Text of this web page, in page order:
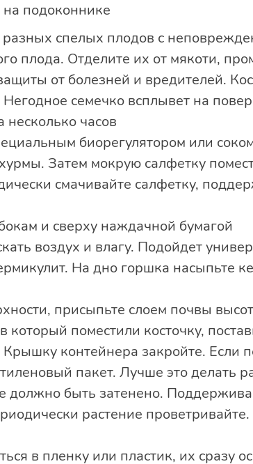
подоконнике
разных спелых плодов с
плода. Отделите их от мякоти,
от болезней и вредителей.
семечко всплывет на
несколько часов
биорегулятором или
Затем мокрую салфетку
смачивайте салфетку,
и сверху наждачной бумагой
воздух и влагу. Подойдет
На дно горшка насыпьте
присыпьте слоем почвы
который поместили косточку,
контейнера закройте. Если
пакет. Лучше это делать
должно быть затенено.
растение
в пленку или пластик, их сразу